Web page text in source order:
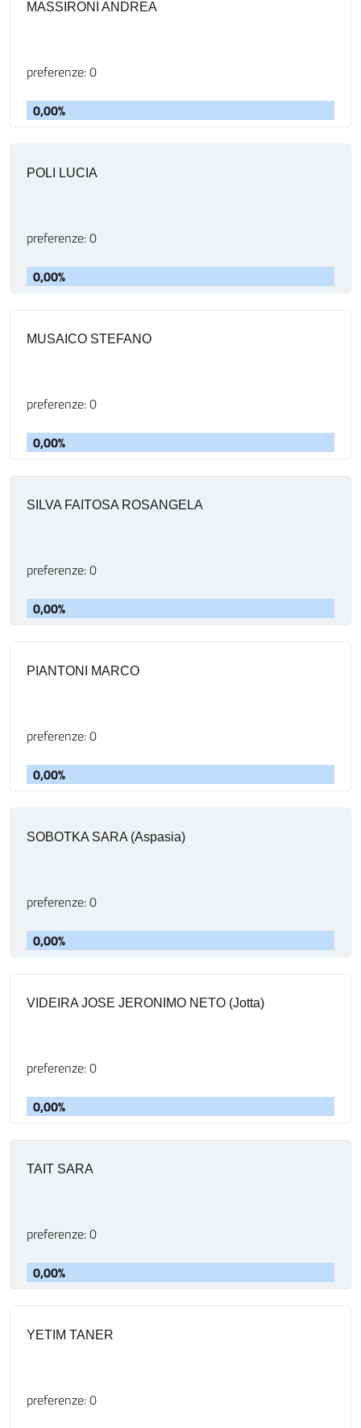
MASSIRONI ANDREA
preferenze: 0
0,00%
POLI LUCIA
preferenze: 0
0,00%
MUSAICO STEFANO
preferenze: 0
0,00%
SILVA FAITOSA ROSANGELA
preferenze: 0
0,00%
PIANTONI MARCO
preferenze: 0
0,00%
SOBOTKA SARA (Aspasia)
preferenze: 0
0,00%
VIDEIRA JOSE JERONIMO NETO (Jotta)
preferenze: 0
0,00%
TAIT SARA
preferenze: 0
0,00%
YETIM TANER
preferenze: 0